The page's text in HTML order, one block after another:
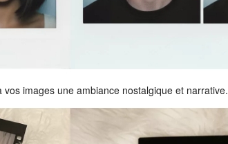
images une ambiance nostalgique et narrative.